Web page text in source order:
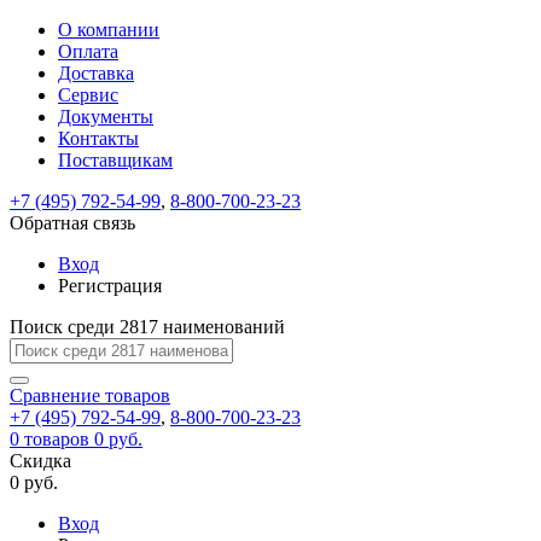
ВходРегистрация
Только
test@example.com
отправлена
по
ней
для
регистрации.
Ок
Только
Запомнить
меня
Забыли
Восстановление
пароля
Заполните
форму.
Мы
отправим
ссылку
на
указанный
электронный
адрес,
перейдя
по
которой
вы
новый
На
вашу
test@test.ru
отправлена
ссылка.
Перейдите
по
для
смены
пароля.
Введите
новый
пароль
Сменить
Пароль
успешно
Войти
Обратная
связь
Сообщение
пользовательского
соглашения
Ваше
сообщение
успешно
О компании
Оплата
Доставка
Сервис
Документы
Контакты
Поставщикам
+7 (495) 792-54-99, 8-800-700-23-23
Обратная связь
Вход
Регистрация
Поиск среди 2817 наименований
Сравнение товаров
+7 (495) 792-54-99, 8-800-700-23-23
0 товаров 0 руб.
Скидка
0 руб.
Вход